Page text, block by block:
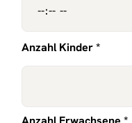
Anzahl Kinder *